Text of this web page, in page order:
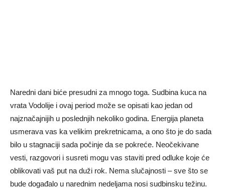
Naredni dani biće presudni za mnogo toga. Sudbina kuca na
vrata Vodolije i ovaj period može se opisati kao jedan od
najznačajnijih u poslednjih nekoliko godina. Energija planeta
usmerava vas ka velikim prekretnicama, a ono što je do sada
bilo u stagnaciji sada počinje da se pokreće. Neočekivane
vesti, razgovori i susreti mogu vas staviti pred odluke koje će
oblikovati vaš put na duži rok. Nema slučajnosti – sve što se
bude događalo u narednim nedeljama nosi sudbinsku težinu.